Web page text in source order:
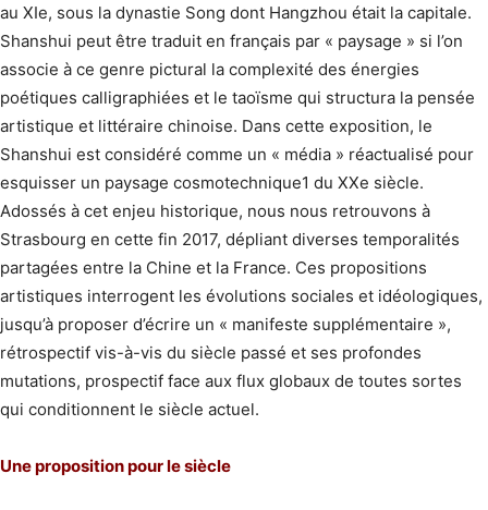
au XIe, sous la dynastie Song dont Hangzhou était la capitale.
Shanshui peut être traduit en français par « paysage » si l’on
associe à ce genre pictural la complexité des énergies
poétiques calligraphiées et le taoïsme qui structura la pensée
artistique et littéraire chinoise. Dans cette exposition, le
Shanshui est considéré comme un « média » réactualisé pour
esquisser un paysage cosmotechnique1 du XXe siècle.
Adossés à cet enjeu historique, nous nous retrouvons à
Strasbourg en cette fin 2017, dépliant diverses temporalités
partagées entre la Chine et la France. Ces propositions
artistiques interrogent les évolutions sociales et idéologiques,
jusqu’à proposer d’écrire un « manifeste supplémentaire »,
rétrospectif vis-à-vis du siècle passé et ses profondes
mutations, prospectif face aux flux globaux de toutes sortes
qui conditionnent le siècle actuel.
Une proposition pour le siècle